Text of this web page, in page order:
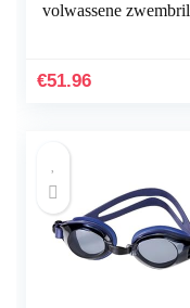
volwassene zwembril
€51.96